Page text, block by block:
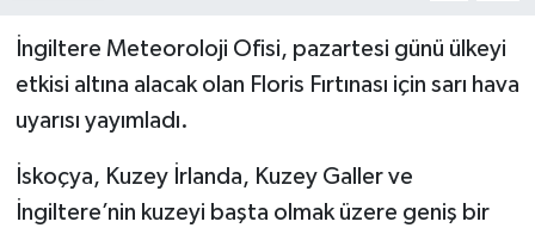
İngiltere Meteoroloji Ofisi, pazartesi günü ülkeyi
etkisi altına alacak olan Floris Fırtınası için sarı hava
uyarısı yayımladı.
İskoçya, Kuzey İrlanda, Kuzey Galler ve
İngiltere’nin kuzeyi başta olmak üzere geniş bir